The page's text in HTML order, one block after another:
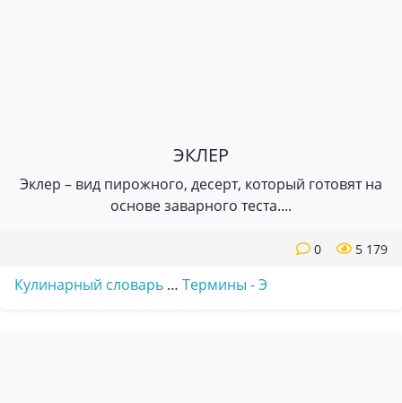
ЭКЛЕР
Эклер – вид пирожного, десерт, который готовят на
основе заварного теста....
5 179
0
Кулинарный словарь … Термины - Э